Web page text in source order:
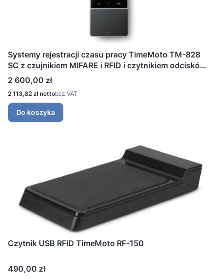
Systemy rejestracji czasu pracy TimeMoto TM-828
SC z czujnikiem MIFARE i RFID i czytnikiem odcisków
palców
Cena
2 600,00 zł
Cena
2 113,82 zł bez VAT
Do koszyka
Czytnik USB RFID TimeMoto RF-150
Cena
490,00 zł